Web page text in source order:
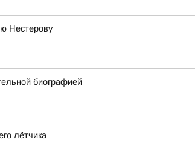
Нестерову
биографией
лётчика